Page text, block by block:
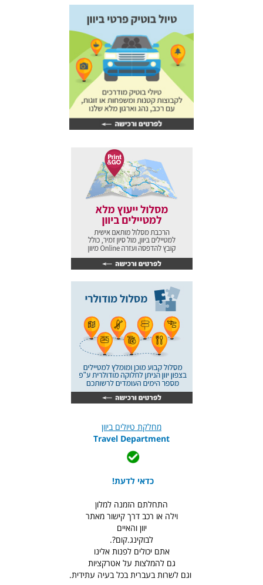
מחלקת טיולים ביוון
Travel Department
כדאי לדעת!
התחלתם הזמנה למלון
וילה או רכב דרך קישור מאתר
יוון והאיים
לבוקינג.קום?.
אתם יכולים לפנות אלינו
גם להמלצות על אטרקציות
וגם לשרות בעברית בכל בעיה עתידית.